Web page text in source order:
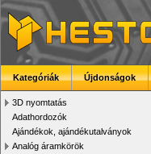
Kategóriák Újdonságok
3D nyomtatás
Adathordozók
Ajándékok, ajándékutalványok
Analóg áramkörök